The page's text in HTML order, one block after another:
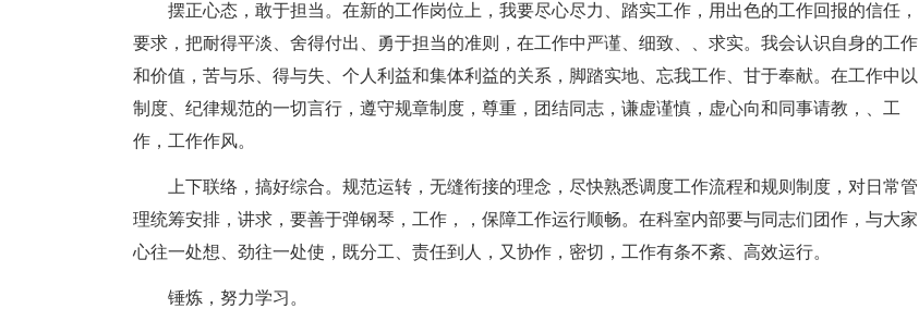
摆正心态，敢于担当。在新的工作岗位上，我要尽心尽力、踏实工作，用出色的工作回报的信任，
要求，把耐得平淡、舍得付出、勇于担当的准则，在工作中严谨、细致、、求实。我会认识自身的工作
和价值，苦与乐、得与失、个人利益和集体利益的关系，脚踏实地、忘我工作、甘于奉献。在工作中以
制度、纪律规范的一切言行，遵守规章制度，尊重，团结同志，谦虚谨慎，虚心向和同事请教，、工
作，工作作风。
上下联络，搞好综合。规范运转，无缝衔接的理念，尽快熟悉调度工作流程和规则制度，对日常管
理统筹安排，讲求，要善于弹钢琴，工作，，保障工作运行顺畅。在科室内部要与同志们团作，与大家
心往一处想、劲往一处使，既分工、责任到人，又协作，密切，工作有条不紊、高效运行。
锤炼，努力学习。